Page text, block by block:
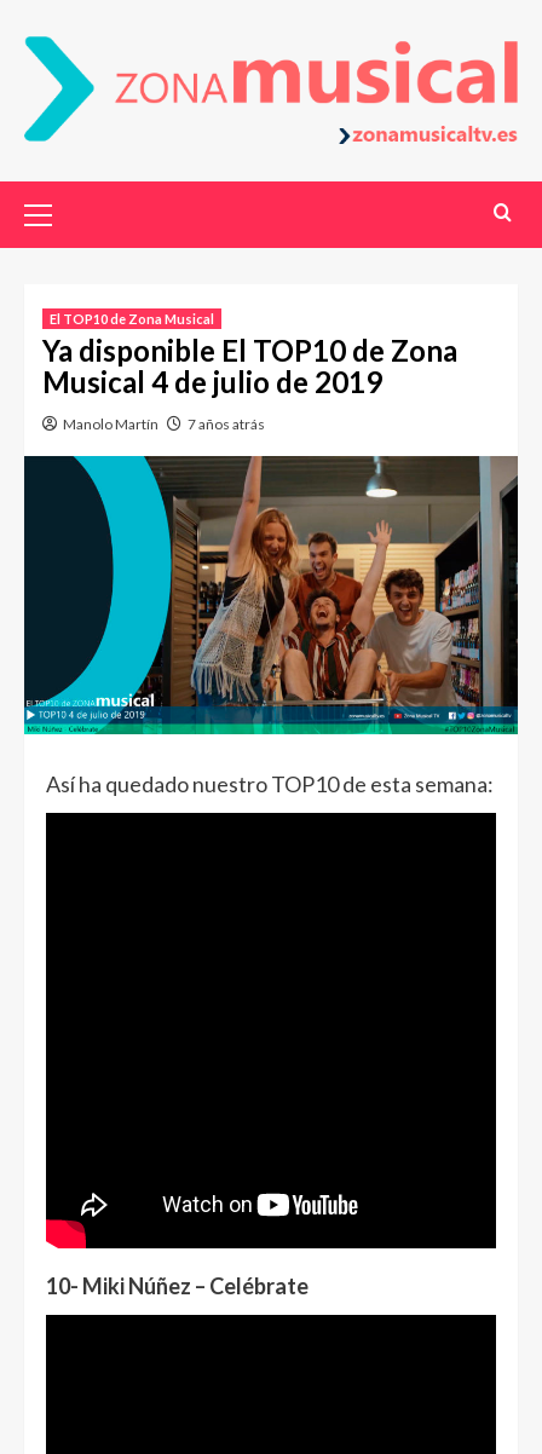
El TOP10 de Zona Musical
Ya disponible El TOP10 de Zona
Musical 4 de julio de 2019
Manolo Martín 7 años atrás
Así ha quedado nuestro TOP10 de esta semana:
10- Miki Núñez – Celébrate